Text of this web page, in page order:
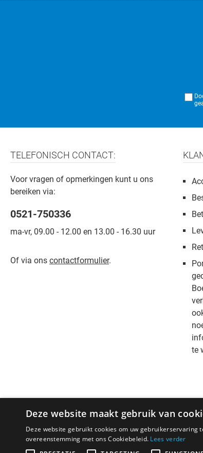
TELEFONISCH CONTACT:
Voor vragen of opmerkingen kunt u ons
bereiken via:
0521-750336
ma-vr, 09.00 - 12.00 en 13.00 - 16.30 uur
Of via ons contactformulier.
te
Deze website maakt gebruik van
Deze website gebruikt cookies om uw
overeenstemming met ons Cookiebeleid. Lees verder